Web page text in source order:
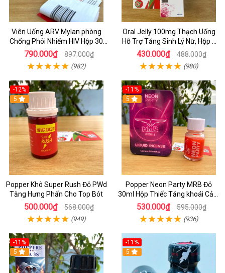
Viên Uống ARV Mylan phòng
Chống Phôi Nhiếm HIV Hộp 30
viên
790.000₫ 897.000₫
(982)
Oral Jelly 100mg Thạch Uống
Hỗ Trợ Tăng Sinh Lý Nữ, Hộp 7
Gói
430.000₫ 488.000₫
(980)
-12%
5
Popper Khô Super Rush Đỏ PWd
Tăng Hưng Phấn Cho Top Bót
500.000₫ 568.000₫
(949)
-11%
5
Popper Neon Party MRB Đỏ
30ml Hộp Thiếc Tăng khoái Cảm
Mạnh Cho Top Bot
530.000₫ 595.000₫
(936)
-11%
5
-11%
5